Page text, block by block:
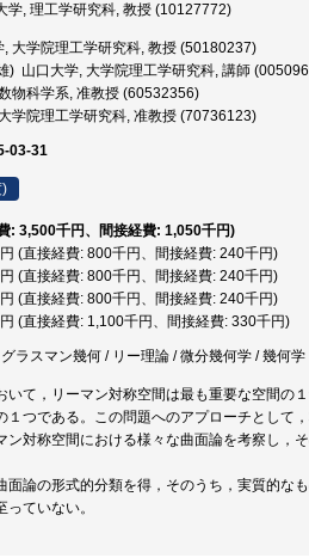
学, 理工学研究科, 教授 (10127772)
, 大学院理工学研究科, 教授 (50180237)
) 山口大学, 大学院理工学研究科, 講師
物科学系, 准教授 (60532356)
学院理工学研究科, 准教授 (70736123)
03-31
)
: 3,500千円、間接経費: 1,050千円)
(直接経費: 800千円、間接経費: 240千円)
(直接経費: 800千円、間接経費: 240千円)
(直接経費: 800千円、間接経費: 240千円)
(直接経費: 1,100千円、間接経費: 330千円)
ラスマン幾何 / リー理論 / 微分幾何学 / 幾何学
いて，リーマン対称空間は最も重要な空間の
１つである。この問題へのアプローチとして
ン対称空間における様々な曲面論を考察し，
面論の形式的分類を得，そのうち，実質的な
ていない。